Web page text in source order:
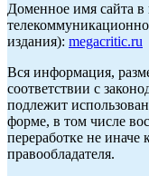
Доменное имя сайта
издания): megacritic.ru
Вся информация,
соответствии с
подлежит
форме, в том числе
переработке не иначе
правообладателя.